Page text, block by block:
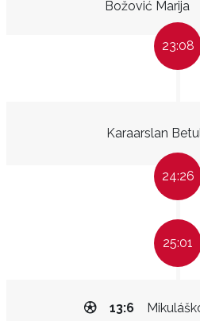
Božović Marija
23:08
Karaarslan
24:26
25:01
13:6